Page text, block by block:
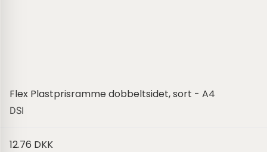
Flex Plastprisramme dobbeltsidet, sort - A4
DSI
12.76 DKK